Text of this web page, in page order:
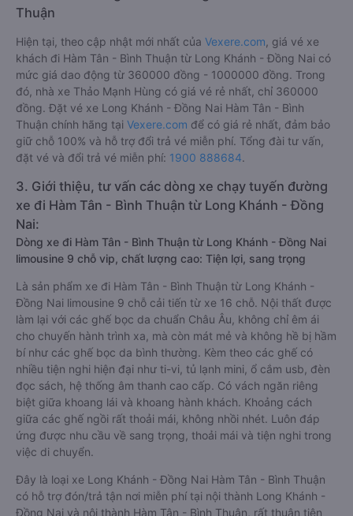
Khánh - Đồng Nai Hàm Tân - Bình Thuận tốt nhất tuyến được
đánh giá 4.7/5 bởi 31 hành khách là nhà xe Trung Thành.
2. Giá vé xe Long Khánh - Đồng Nai Hàm Tân - Bình
Thuận
Hiện tại, theo cập nhật mới nhất củaVexere.com , giá vé xe
khách đi Hàm Tân - Bình Thuận từ Long Khánh - Đồng Nai có
mức giá dao động từ 360000 đồng - 1000000 đồng. Trong
đó, nhà xe Thảo Mạnh Hùng có giá vé rẻ nhất, chỉ 360000
đồng. Đặt vé xe Long Khánh - Đồng Nai Hàm Tân - Bình
Thuận chính hãng tạiVexere.com để có giá rẻ nhất, đảm bảo
giữ chỗ 100% và hỗ trợ đổi trả vé miễn phí. Tổng đài tư vấn,
đặt vé và đổi trả vé miễn phí:1900 888684
3. Giới thiệu, tư vấn các dòng xe chạy tuyến đường
xe đi Hàm Tân - Bình Thuận từ Long Khánh - Đồng
Nai:
Dòng xe đi Hàm Tân - Bình Thuận từ Long Khánh - Đồng Nai
limousine 9 chỗ vip, chất lượng cao: Tiện lợi, sang trọng
Là sản phẩm xe đi Hàm Tân - Bình Thuận từ Long Khánh -
Đồng Nai limousine 9 chỗ cải tiến từ xe 16 chỗ. Nội thất được
làm lại với các ghế bọc da chuẩn Châu Âu, không chỉ êm ái
cho chuyến hành trình xa, mà còn mát mẻ và không hề bị hầm
bí như các ghế bọc da bình thường. Kèm theo các ghế có
nhiều tiện nghi hiện đại như ti-vi, tủ lạnh mini, ổ cắm usb, đèn
đọc sách, hệ thống âm thanh cao cấp. Có vách ngăn riêng
biệt giữa khoang lái và khoang hành khách. Khoảng cách
giữa các ghế ngồi rất thoải mái, không nhồi nhét. Luôn đáp
ứng được nhu cầu về sang trọng, thoải mái và tiện nghi trong
việc di chuyển.